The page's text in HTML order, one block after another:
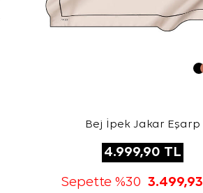
Bej İpek Jakar Eşarp
4.999,90 TL
Sepette %30 3.499,93